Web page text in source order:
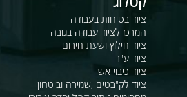
ציוד בטיחות בעבודה
המרכז לציוד עבודה בגובה
ציוד חילוץ ושעת חירום